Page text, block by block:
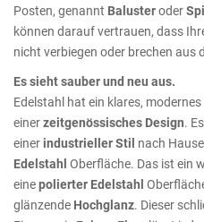
Posten, genannt Balusteroder
können darauf vertrauen, dass
nicht verbiegen oder brechen aus
Es sieht sauber und neu aus.
Edelstahl hat ein klares,
einerzeitgenössisches Design.
einer industrieller Stil nach
Edelstahl Oberfläche. Das ist ein
einepolierter Edelstahl
glänzende Hochglanz. Dieser